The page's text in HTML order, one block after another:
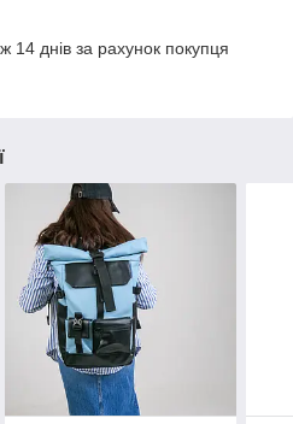
14 днів за рахунок покупця